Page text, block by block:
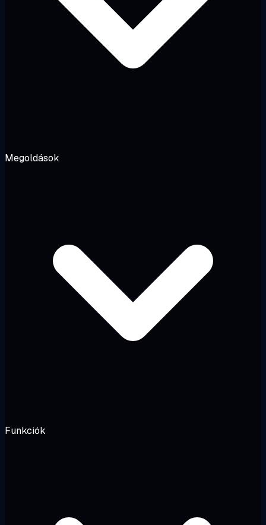
Megoldások
Funkciók